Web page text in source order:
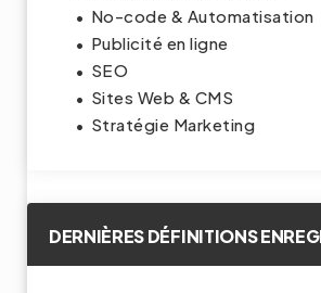
No-code & Automatisation
Publicité en ligne
SEO
Sites Web & CMS
Stratégie Marketing
DERNIÈRES DÉFINITIONS